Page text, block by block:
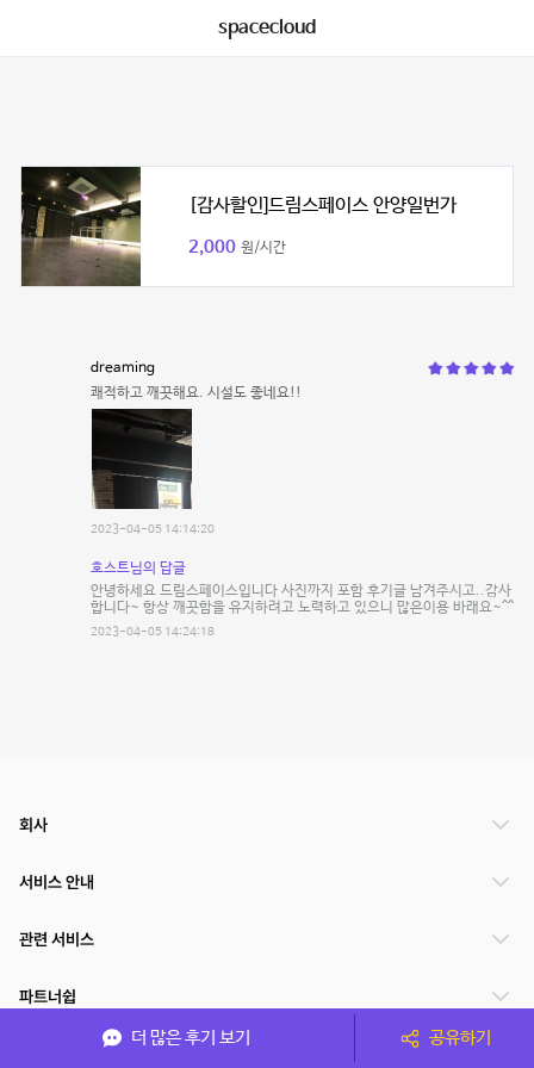
spacecloud
[감사할인]드림스페이스 안양일번가
2,000 원/시간
dreaming
쾌적하고 깨끗해요. 시설도 좋네요!!
2023-04-05 14:14:20
호스트님의 답글
안녕하세요 드림스페이스입니다 사진까지 포함 후기글 남겨주시고..감사
합니다~ 항상 깨끗함을 유지하려고 노력하고 있으니 많은이용 바래요~^^
2023-04-05 14:24:18
더 많은 후기 보기 공유하기
회사
서비스 안내
관련 서비스
파트너쉽
서비스 제공 국가